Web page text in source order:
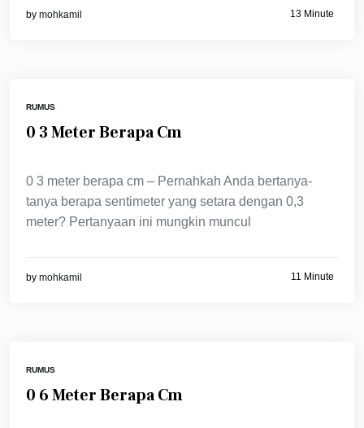
by mohkamil 13 Minute
RUMUS
0 3 Meter Berapa Cm
0 3 meter berapa cm – Pernahkah Anda bertanya-
tanya berapa sentimeter yang setara dengan 0,3
meter? Pertanyaan ini mungkin muncul
by mohkamil 11 Minute
RUMUS
0 6 Meter Berapa Cm